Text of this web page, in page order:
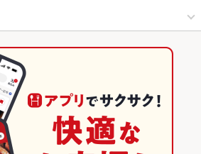
川 × 創作
川のグルメランキング
川の居酒屋ランキング